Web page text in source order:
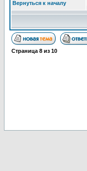
Вернуться к началу
Страница 8 из 10